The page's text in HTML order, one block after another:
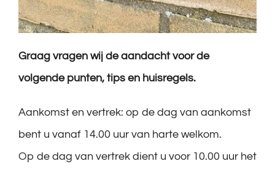
Graag vragen wij de aandacht voor de
volgende punten, tips en huisregels.
Aankomst en vertrek: op de dag van aankomst
bent u vanaf 14.00 uur van harte welkom.
Op de dag van vertrek dient u voor 10.00 uur het